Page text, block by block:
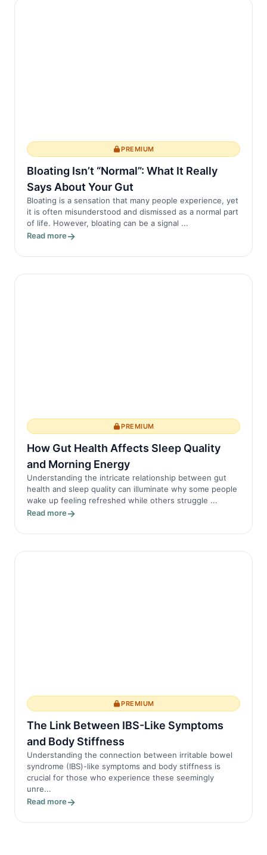
PREMIUM
Bloating Isn’t “Normal”: What It Really
Says About Your Gut
Bloating is a sensation that many people experience, yet
it is often misunderstood and dismissed as a normal part
of life. However, bloating can be a signal ...
Read more
PREMIUM
How Gut Health Affects Sleep Quality
and Morning Energy
Understanding the intricate relationship between gut
health and sleep quality can illuminate why some people
wake up feeling refreshed while others struggle ...
Read more
PREMIUM
The Link Between IBS-Like Symptoms
and Body Stiffness
Understanding the connection between irritable bowel
syndrome (IBS)-like symptoms and body stiffness is
crucial for those who experience these seemingly
unre...
Read more